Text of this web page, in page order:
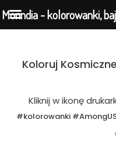
Przejdź
Koloruj
Kliknij w ikonę
#kolorowanki
Morindia - kolorowanki,